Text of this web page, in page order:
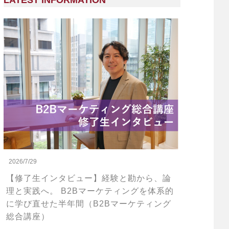
2026/7/29
【修了生インタビュー】経験と勘から、論
理と実践へ。 B2Bマーケティングを体系的
に学び直せた半年間（B2Bマーケティング
総合講座）